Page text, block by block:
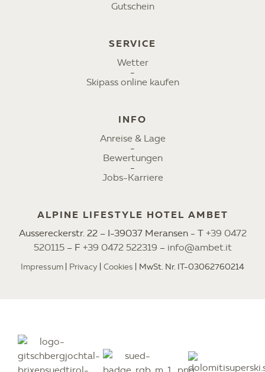
Gutschein
SERVICE
Wetter
Skipass online kaufen
INFO
Anreise & Lage
Bewertungen
Jobs-Karriere
ALPINE LIFESTYLE HOTEL AMBET
Aussereckerstr. 22 – I-39037 Meransen - T +39 0472
520115– F +39 0472 522319 – info@ambet.it
Impressum Privacy Cookies MwSt. Nr. IT-03062760214